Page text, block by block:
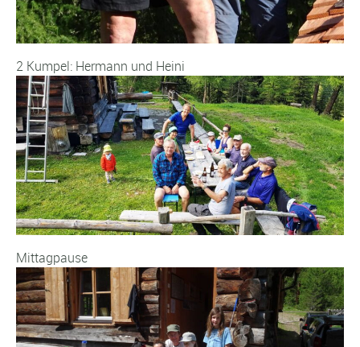
2 Kumpel: Hermann und Heini
Mittagpause